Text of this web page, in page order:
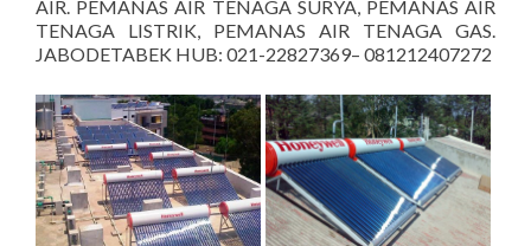
AIR. PEMANAS AIR TENAGA SURYA, PEMANAS AIR
TENAGA LISTRIK, PEMANAS AIR TENAGA GAS.
JABODETABEK HUB: 021-22827369– 081212407272